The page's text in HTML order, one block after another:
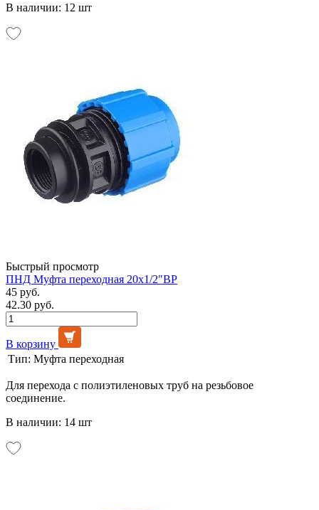
В наличии: 12 шт
Быстрый просмотр
ПНД Муфта переходная 20х1/2"ВР
45 руб.
42.30 руб.
В корзину
Тип: Муфта переходная
Для перехода с полиэтиленовых труб на резьбовое
соединение.
В наличии: 14 шт